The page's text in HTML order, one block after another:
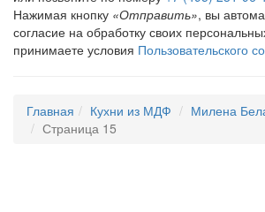
Нажимая кнопку «Отправить», вы
согласие на обработку своих
принимаете условия Пользовательского
Главная Кухни из МДФ
Милена
Страница 15